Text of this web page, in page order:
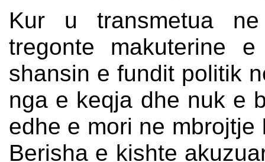
Kur u transmetua
tregonte makuterine
shansin e fundit politik
nga e keqja dhe nuk e
edhe e mori ne
Berisha e kishte